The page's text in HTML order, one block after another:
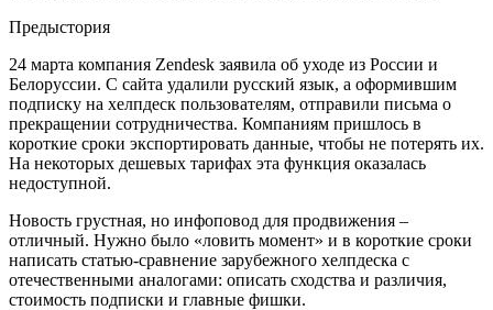
Предыстория
24 марта компания Zendesk заявила об уходе из России и
Белоруссии. С сайта удалили русский язык, а оформившим
подписку на хелпдеск пользователям, отправили письма о
прекращении сотрудничества. Компаниям пришлось в
короткие сроки экспортировать данные, чтобы не потерять их.
На некоторых дешевых тарифах эта функция оказалась
недоступной.
Новость грустная, но инфоповод для продвижения –
отличный. Нужно было «ловить момент» и в короткие сроки
написать статью-сравнение зарубежного хелпдеска с
отечественными аналогами: описать сходства и различия,
стоимость подписки и главные фишки.